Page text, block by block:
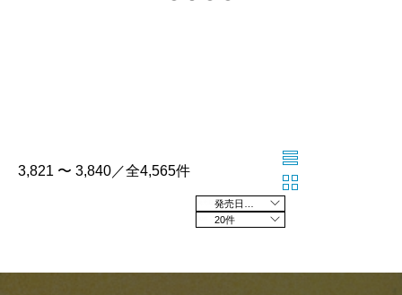
3,821 〜 3,840／全4,565件
20件